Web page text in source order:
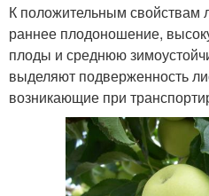
К положительным свойствам
раннее плодоношение,
плоды и среднюю
выделяют подверженность
возникающие при